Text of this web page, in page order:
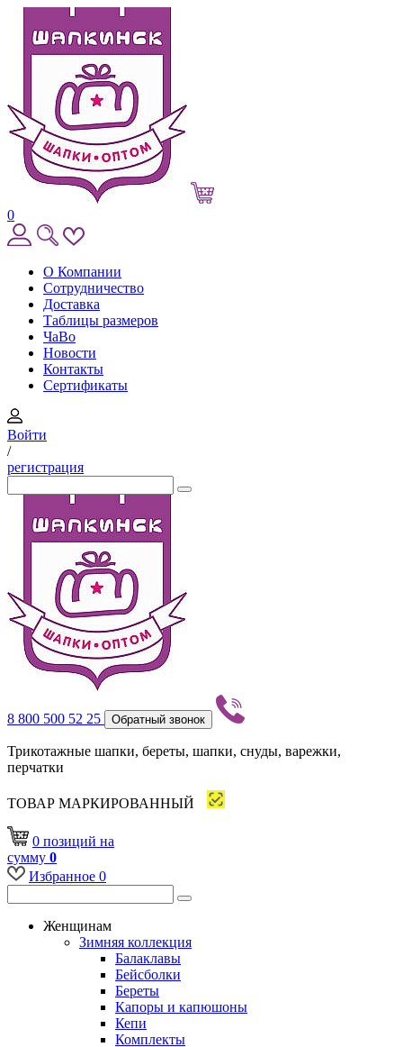
0
О Компании
Сотрудничество
Доставка
Таблицы размеров
ЧаВо
Новости
Контакты
Сертификаты
Войти
/
регистрация
8 800 500 52 25 Обратный звонок
Трикотажные шапки, береты, шапки, снуды, варежки,
перчатки
ТОВАР МАРКИРОВАННЫЙ
0 позиций на
сумму 0
Избранное 0
Женщинам
Зимняя коллекция
Балаклавы
Бейсболки
Береты
Капоры и капюшоны
Кепи
Комплекты